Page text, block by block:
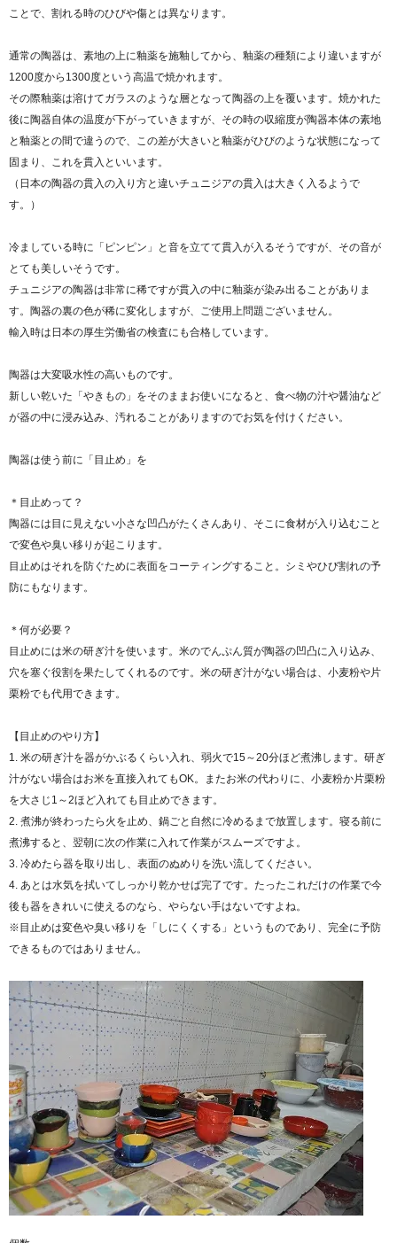
ことで、割れる時のひびや傷とは異なります。
通常の陶器は、素地の上に釉薬を施釉してから、釉薬の種類により違いますが
1200度から1300度という高温で焼かれます。
その際釉薬は溶けてガラスのような層となって陶器の上を覆います。焼かれた
後に陶器自体の温度が下がっていきますが、その時の収縮度が陶器本体の素地
と釉薬との間で違うので、この差が大きいと釉薬がひびのような状態になって
固まり、これを貫入といいます。
（日本の陶器の貫入の入り方と違いチュニジアの貫入は大きく入るようで
す。）
冷ましている時に「ピンピン」と音を立てて貫入が入るそうですが、その音が
とても美しいそうです。
チュニジアの陶器は非常に稀ですが貫入の中に釉薬が染み出ることがありま
す。陶器の裏の色が稀に変化しますが、ご使用上問題ございません。
輸入時は日本の厚生労働省の検査にも合格しています。
陶器は大変吸水性の高いものです。
新しい乾いた「やきもの」をそのままお使いになると、食べ物の汁や醤油など
が器の中に浸み込み、汚れることがありますのでお気を付けください。
陶器は使う前に「目止め」を
＊目止めって？
陶器には目に見えない小さな凹凸がたくさんあり、そこに食材が入り込むこと
で変色や臭い移りが起こります。
目止めはそれを防ぐために表面をコーティングすること。シミやひび割れの予
防にもなります。
＊何が必要？
目止めには米の研ぎ汁を使います。米のでんぷん質が陶器の凹凸に入り込み、
穴を塞ぐ役割を果たしてくれるのです。米の研ぎ汁がない場合は、小麦粉や片
栗粉でも代用できます。
【目止めのやり方】
1. 米の研ぎ汁を器がかぶるくらい入れ、弱火で15～20分ほど煮沸します。研ぎ
汁がない場合はお米を直接入れてもOK。またお米の代わりに、小麦粉か片栗粉
を大さじ1～2ほど入れても目止めできます。
2. 煮沸が終わったら火を止め、鍋ごと自然に冷めるまで放置します。寝る前に
煮沸すると、翌朝に次の作業に入れて作業がスムーズですよ。
3. 冷めたら器を取り出し、表面のぬめりを洗い流してください。
4. あとは水気を拭いてしっかり乾かせば完了です。たったこれだけの作業で今
後も器をきれいに使えるのなら、やらない手はないですよね。
※目止めは変色や臭い移りを「しにくくする」というものであり、完全に予防
できるものではありません。